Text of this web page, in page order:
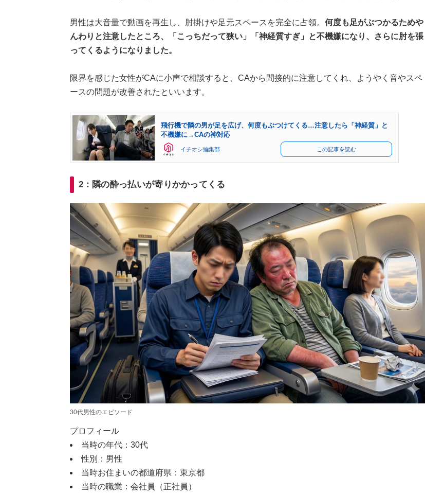
男性は大音量で動画を再生し、肘掛けや足元スペースを完全に占領。 何度も足がぶつかるためや
んわりと注意したところ、「こっちだって狭い」「神経質すぎ」と不機嫌になり、さらに肘を張
ってくるようになりました。
限界を感じた女性がCAに小声で相談すると、CAから間接的に注意してくれ、ようやく音やスペ
ースの問題が改善されたといいます。
飛行機で隣の男が足を広げ、何度もぶつけてくる…注意したら「神経質」と
不機嫌に→CAの神対応
イチオシ編集部 この記事を読む
2：隣の酔っ払いが寄りかかってくる
30代男性のエピソード
プロフィール
当時の年代：30代
性別：男性
当時お住まいの都道府県：東京都
当時の職業：会社員（正社員）